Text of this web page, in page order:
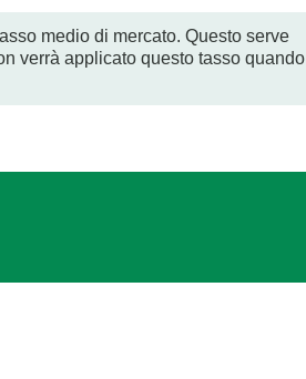
medio di mercato. Questo serve
verrà applicato questo tasso quando